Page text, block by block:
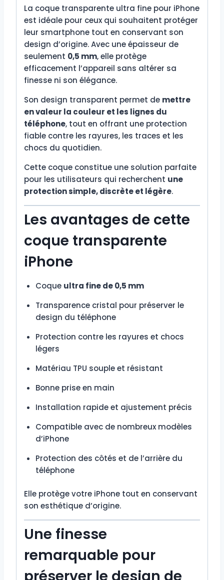
La coque transparente ultra fine pour iPhone
est idéale pour ceux qui souhaitent protéger
leur smartphone tout en conservant son
design d’origine. Avec une épaisseur de
seulement 0,5 mm, elle protège
efficacement l’appareil sans altérer sa
finesse ni son élégance.
Son design transparent permet de mettre
en valeur la couleur et les lignes du
téléphone, tout en offrant une protection
fiable contre les rayures, les traces et les
chocs du quotidien.
Cette coque constitue une solution parfaite
pour les utilisateurs qui recherchent une
protection simple, discrète et légère.
Les avantages de cette
coque transparente
iPhone
Coque ultra fine de 0,5 mm
Transparence cristal pour préserver le
design du téléphone
Protection contre les rayures et chocs
légers
Matériau TPU souple et résistant
Bonne prise en main
Installation rapide et ajustement précis
Compatible avec de nombreux modèles
d’iPhone
Protection des côtés et de l’arrière du
téléphone
Elle protège votre iPhone tout en conservant
son esthétique d’origine.
Une finesse
remarquable pour